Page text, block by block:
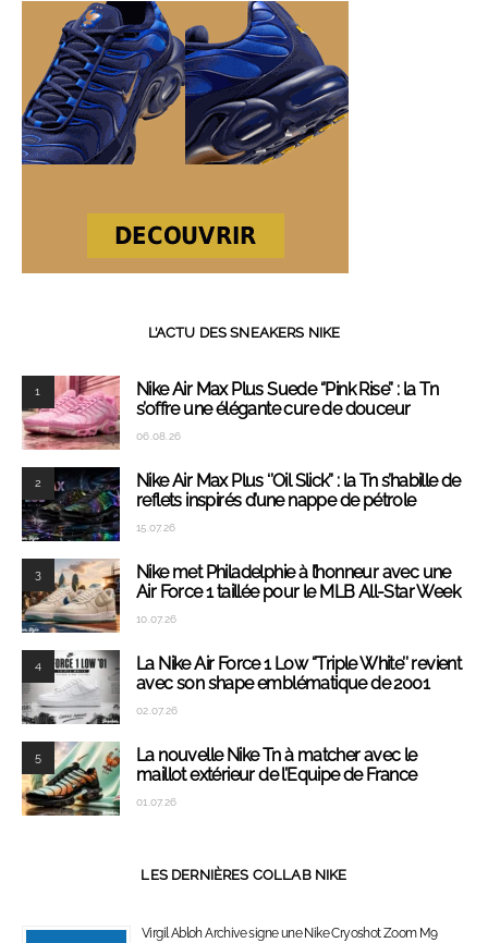
L’ACTU DES SNEAKERS NIKE
1
Nike Air Max Plus Suede ‘’Pink Rise’’ : la Tn
s’offre une élégante cure de douceur
06.08.26
2
Nike Air Max Plus ‘’Oil Slick’’ : la Tn s’habille de
reflets inspirés d’une nappe de pétrole
15.07.26
3
Nike met Philadelphie à l’honneur avec une
Air Force 1 taillée pour le MLB All-Star Week
10.07.26
4
La Nike Air Force 1 Low ‘’Triple White’’ revient
avec son shape emblématique de 2001
02.07.26
5
La nouvelle Nike Tn à matcher avec le
maillot extérieur de l’Equipe de France
01.07.26
LES DERNIÈRES COLLAB NIKE
Virgil Abloh Archive signe une Nike Cryoshot Zoom M9